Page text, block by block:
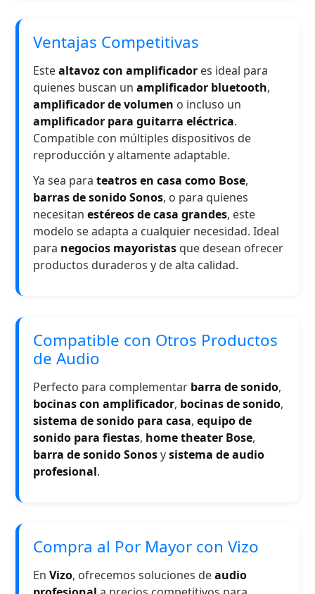
Ventajas Competitivas
Estealtavoz con amplificador es ideal para
quienes buscan un amplificador bluetooth,
amplificador de volumen o incluso un
amplificador para guitarra eléctrica.
Compatible con múltiples dispositivos de
reproducción y altamente adaptable.
Ya sea para teatros en casa como Bose,
barras de sonido Sonos, o para quienes
necesitan estéreos de casa grandes, este
modelo se adapta a cualquier necesidad. Ideal
para negocios mayoristas que desean ofrecer
productos duraderos y de alta calidad.
Compatible con Otros Productos
de Audio
Perfecto para complementar barra de sonido,
bocinas con amplificador, bocinas de sonido,
sistema de sonido para casa, equipo de
sonido para fiestas, home theater Bose,
barra de sonido Sonosysistema de audio
profesional.
Compra al Por Mayor con Vizo
En Vizo, ofrecemos soluciones deaudio